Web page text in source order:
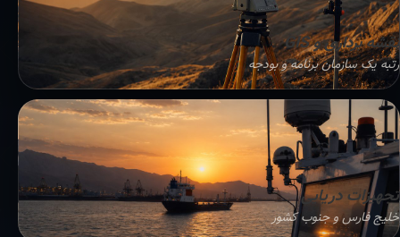
نقشه برداری و GIS
رتبه یک سازمان برنامه و بودجه
تجهیزات دریایی
خلیج فارس و جنوب کشور